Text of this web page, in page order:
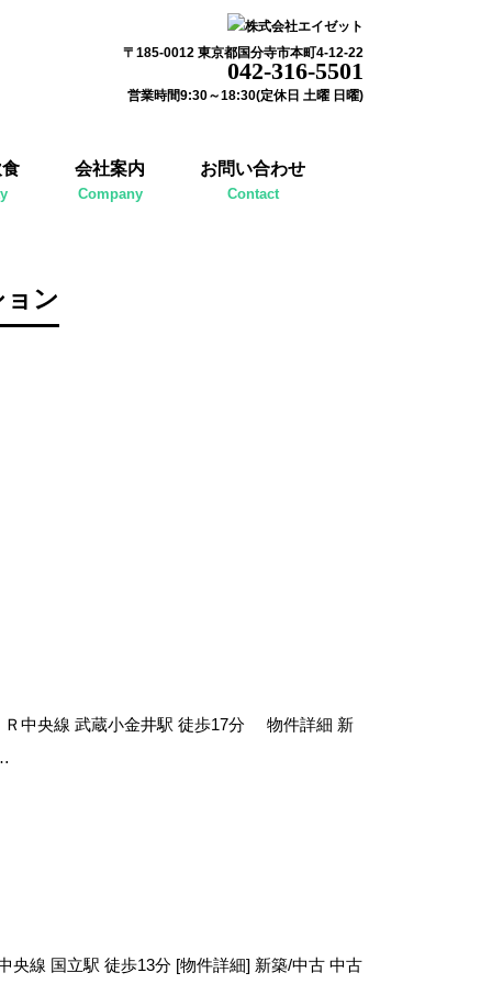
〒185-0012 東京都国分寺市本町4-12-22
042-316-5501
営業時間9:30～18:30(定休日 土曜 日曜)
会社案内
Company
お問い合わせ
Contact
ョン
Ｒ中央線 武蔵小金井駅 徒歩17分 物件詳細 新
央線 国立駅 徒歩13分 [物件詳細] 新築/中古 中古